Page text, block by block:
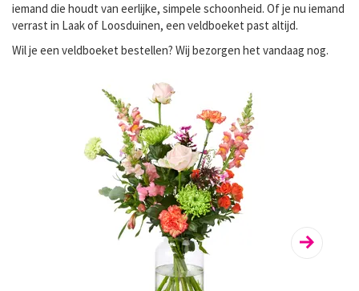
iemand die houdt van eerlijke, simpele schoonheid. Of je nu iemand
verrast in Laak of Loosduinen, een veldboeket past altijd.
Wil je een veldboeket bestellen? Wij bezorgen het vandaag nog.